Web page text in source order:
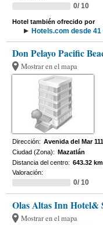
0/ 10
Hotel también ofrecido por
Hotels.com desde 41
Don Pelayo Pacific
Mostrar en el mapa
Dirección: Avenida del Mar
Ciudad (Zona): Mazatlán
Distancia del centro: 643.32 km
Valoración:
0/ 10
Olas Altas Inn Hotel&
Mostrar en el mapa